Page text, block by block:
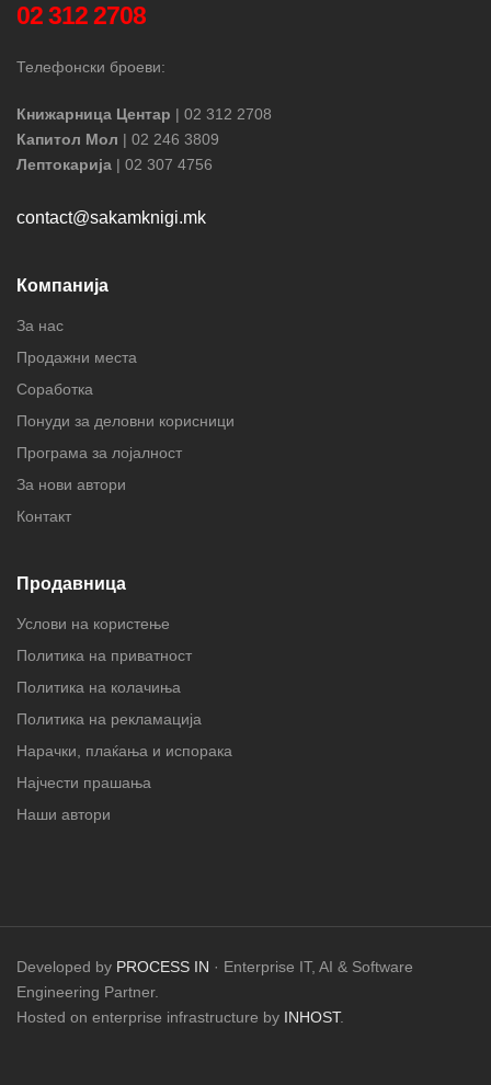
02 312 2708
Телефонски броеви:
Книжарница Центар | 02 312 2708
Капитол Мол | 02 246 3809
Лептокарија | 02 307 4756
contact@sakamknigi.mk
Компанија
За нас
Продажни места
Соработка
Понуди за деловни корисници
Програма за лојалност
За нови автори
Контакт
Продавница
Услови на користење
Политика на приватност
Политика на колачиња
Политика на рекламација
Нарачки, плаќања и испорака
Најчести прашања
Наши автори
Developed by PROCESS IN · Enterprise IT, AI & Software
Engineering Partner.
Hosted on enterprise infrastructure by INHOST.